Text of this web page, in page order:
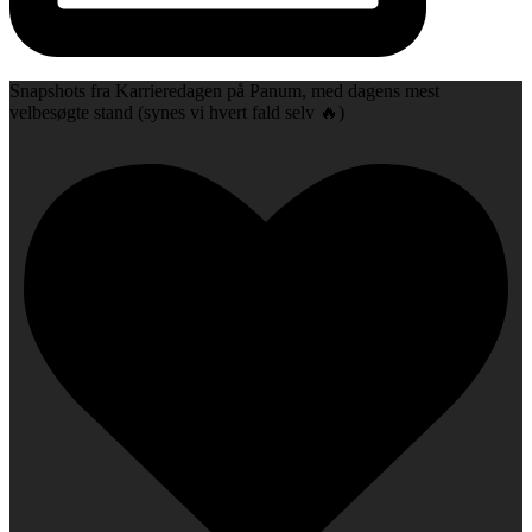
Snapshots fra Karrieredagen på Panum, med dagens mest
velbesøgte stand (synes vi hvert fald selv 🔥)